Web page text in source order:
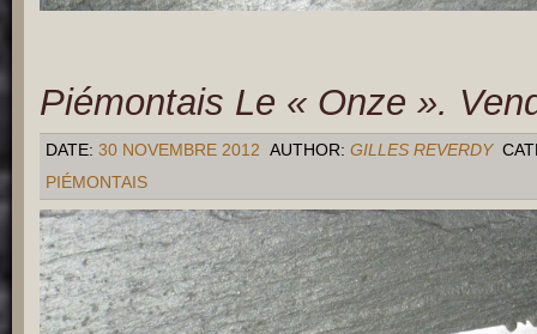
Piémontais Le « Onze ».
DATE: 30 NOVEMBRE 2012 AUTHOR: GILLES REVERDY
PIÉMONTAIS